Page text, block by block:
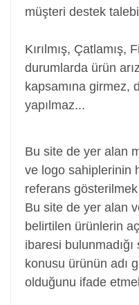
müşteri destek
Kırılmış, Çatlamış,
durumlarda ürün
kapsamına girmez,
yapılmaz...
Bu site de yer alan
ve logo sahiplerinin
referans gösterilmek
Bu site de yer alan
belirtilen ürünlerin
ibaresi
konusu ürünün adı
olduğunu ifade